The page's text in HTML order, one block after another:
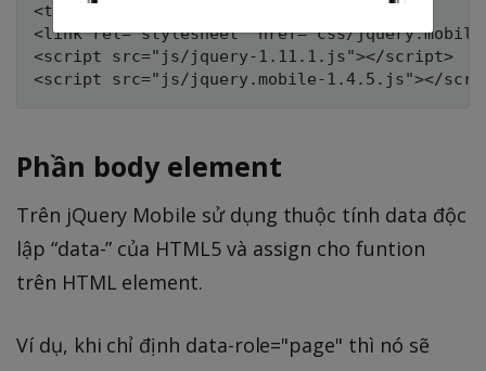
<title>ページタイトル</title>
<link rel="stylesheet" href="css/
<script src="js/jquery-1.11.1.js"></script>
Phần body element
Trên jQuery Mobile sử dụng thuộc tính data độc
lập “data-” của HTML5 và assign cho funtion
trên HTML element.
Ví dụ, khi chỉ định data-role="page" thì nó sẽ